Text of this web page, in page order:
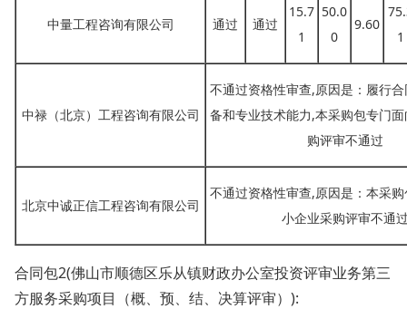
中量工程咨询有限公司 通过 通过
15.7
1
50.0
0
9.60
1
中禄（北京）工程咨询有限公司
不通过资格性审查,原因是：履行
备和专业技术能力,本采购包专门
购评审不通过
北京中诚正信工程咨询有限公司
不通过资格性审查,原因是：本采
小企业采购评审不通
合同包2(佛山市顺德区乐从镇财政办公室投资评审业务第三
方服务采购项目（概、预、结、决算评审）):